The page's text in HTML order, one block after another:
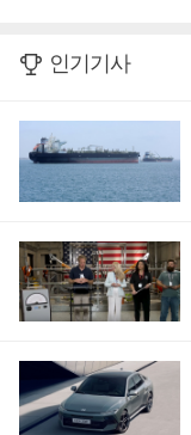
인기기사